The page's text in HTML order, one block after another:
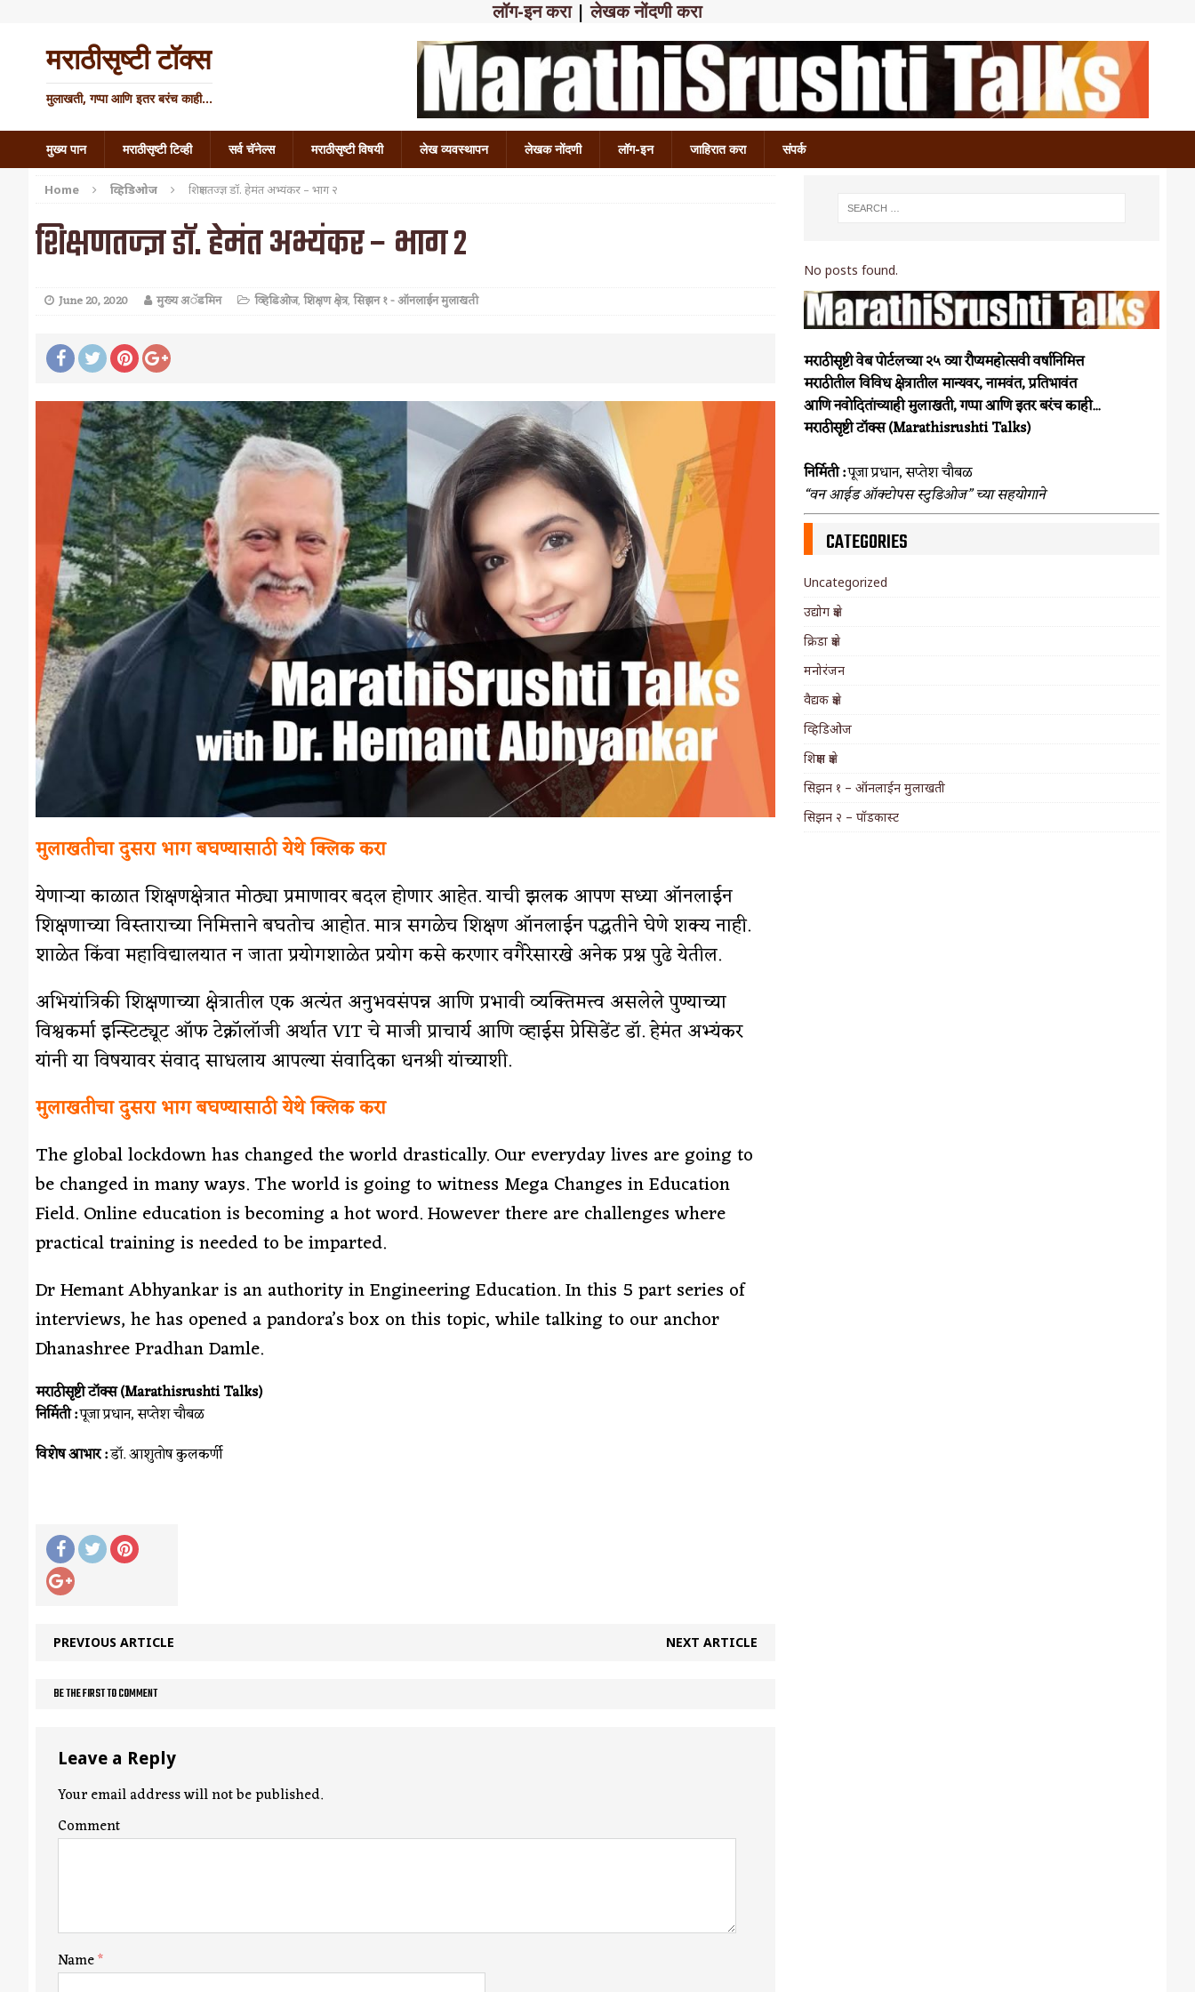
लॉग-इन करा|लेखक नोंदणी करा
मराठीसृष्टी टॉक्स
मुलाखती, गप्पा आणि इतर बरंच काही...
मुख्य पान मराठीसृष्टी टिव्ही सर्व चॅनेल्स मराठीसृष्टी विषयी लेख व्यवस्थापन लेखक नोंदणी लॉग-इन जाहिरात करा संपर्क
Home व्हिडिओज शिक्षणतज्ज्ञ डॉ. हेमंत अभ्यंकर – भाग २
शिक्षणतज्ज्ञ डॉ. हेमंत अभ्यंकर – भाग २
June 20, 2020 मुख्य अॅडमिन व्हिडिओज,शिक्षण क्षेत्र,सिझन १ - ऑनलाईन मुलाखती
मुलाखतीचा दुसरा भाग बघण्यासाठी येथे क्लिक करा
येणार्‍या काळात शिक्षणक्षेत्रात मोठ्या प्रमाणावर बदल होणार आहेत. याची झलक आपण सध्या ऑनलाईन
शिक्षणाच्या विस्ताराच्या निमित्ताने बघतोच आहोत. मात्र सगळेच शिक्षण ऑनलाईन पद्धतीने घेणे शक्य नाही.
शाळेत किंवा महाविद्यालयात न जाता प्रयोगशाळेत प्रयोग कसे करणार वगैरेसारखे अनेक प्रश्न पुढे येतील.
अभियांत्रिकी शिक्षणाच्या क्षेत्रातील एक अत्यंत अनुभवसंपन्न आणि प्रभावी व्यक्तिमत्त्व असलेले पुण्याच्या
विश्वकर्मा इन्स्टिट्यूट ऑफ टेक्नॉलॉजी अर्थात VIT चे माजी प्राचार्य आणि व्हाईस प्रेसिडेंट डॉ. हेमंत अभ्यंकर
यांनी या विषयावर संवाद साधलाय आपल्या संवादिका धनश्री यांच्याशी.
मुलाखतीचा दुसरा भाग बघण्यासाठी येथे क्लिक करा
The global lockdown has changed the world drastically. Our everyday lives are going to
be changed in many ways. The world is going to witness Mega Changes in Education
Field. Online education is becoming a hot word. However there are challenges where
practical training is needed to be imparted.
Dr Hemant Abhyankar is an authority in Engineering Education. In this 5 part series of
interviews, he has opened a pandora’s box on this topic, while talking to our anchor
Dhanashree Pradhan Damle.
मराठीसृष्टी टॉक्स (Marathisrushti Talks)
निर्मिती :पूजा प्रधान, सप्तेश चौबळ
विशेष आभार :डॉ. आशुतोष कुलकर्णी
PREVIOUS ARTICLE NEXT ARTICLE
BE THE FIRST TO COMMENT
Leave a Reply
Your email address will not be published.
Comment
Name*
No posts found.
मराठीसृष्टी वेब पोर्टलच्या २५ व्या रौप्यमहोत्सवी वर्षानिमित्त
मराठीतील विविध क्षेत्रातील मान्यवर, नामवंत, प्रतिभावंत
आणि नवोदितांच्याही मुलाखती, गप्पा आणि इतर बरंच काही...
मराठीसृष्टी टॉक्स (Marathisrushti Talks)
निर्मिती :पूजा प्रधान, सप्तेश चौबळ
“वन आईड ऑक्टोपस स्टुडिओज” च्या सहयोगाने
CATEGORIES
Uncategorized
उद्योग क्षेत्र
क्रिडा क्षेत्र
मनोरंजन
वैद्यक क्षेत्र
व्हिडिओज
शिक्षण क्षेत्र
सिझन १ – ऑनलाईन मुलाखती
सिझन २ – पॉडकास्ट